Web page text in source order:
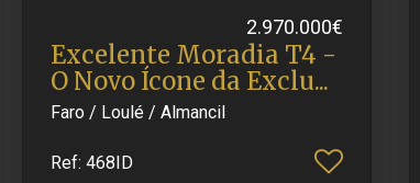
2.970.000€
Excelente Moradia T4 -
O Novo Ícone da Exclu.​..
Faro / Loulé / Almancil
Ref: 468ID